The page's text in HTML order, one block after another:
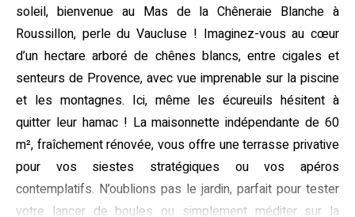
soleil, bienvenue au Mas de la Chêneraie Blanche à
Roussillon, perle du Vaucluse ! Imaginez-vous au cœur
d’un hectare arboré de chênes blancs, entre cigales et
senteurs de Provence, avec vue imprenable sur la piscine
et les montagnes. Ici, même les écureuils hésitent à
quitter leur hamac ! La maisonnette indépendante de 60
m², fraîchement rénovée, vous offre une terrasse privative
pour vos siestes stratégiques ou vos apéros
contemplatifs. N’oublions pas le jardin, parfait pour tester
votre lancer de boules ou simplement méditer sur la